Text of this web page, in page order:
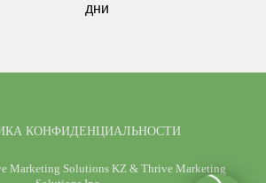
дни
КОНФИДЕНЦИАЛЬНОСТИ
Marketing Solutions KZ & Thrive Marketing